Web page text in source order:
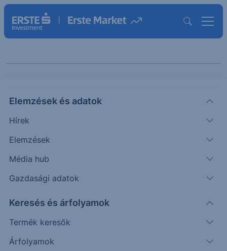
Elemzések és adatok
Hírek
Elemzések
Média hub
Gazdasági adatok
Keresés és árfolyamok
Termék keresők
Árfolyamok
Kategóriák szerint